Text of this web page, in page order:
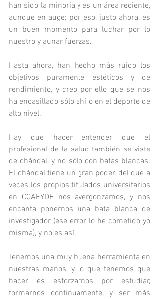
han sido la minoría y es un área reciente,
aunque en auge; por eso, justo ahora, es
un buen momento para luchar por lo
nuestro y aunar fuerzas.
Hasta ahora, han hecho más ruido los
objetivos puramente estéticos y de
rendimiento, y creo por ello que se nos
ha encasillado sólo ahí o en el deporte de
alto nivel.
Hay que hacer entender que el
profesional de la salud también se viste
de chándal, y no sólo con batas blancas.
El chándal tiene un gran poder, del que a
veces los propios titulados universitarios
en CCAFYDE nos avergonzamos, y nos
encanta ponernos una bata blanca de
investigador (ese error lo he cometido yo
misma), y no es así.
Tenemos una muy buena herramienta en
nuestras manos, y lo que tenemos que
hacer es esforzarnos por estudiar,
formarnos continuamente, y ser más